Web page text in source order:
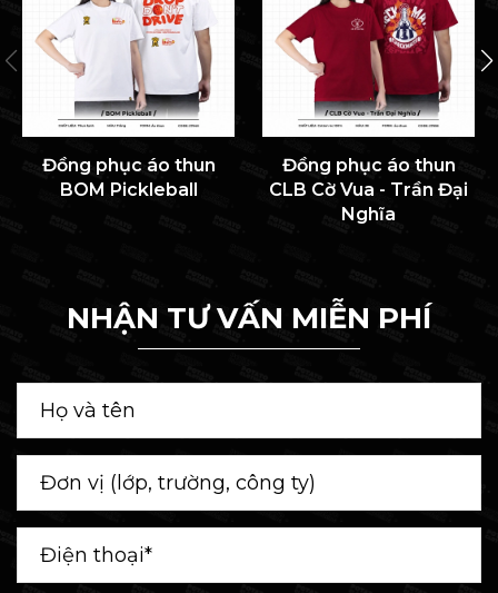
Đồng phục áo thun
BOM Pickleball
Đồng phục áo thun
CLB Cờ Vua - Trần Đại
Nghĩa
NHẬN TƯ VẤN MIỄN PHÍ